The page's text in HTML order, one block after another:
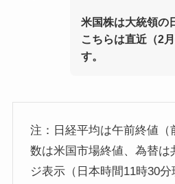
米国株は大統領の
こちらは直近（2
す。
注：日経平均は午前終値（
数は米国市場終値、為替は
ジ表示（日本時間11時30